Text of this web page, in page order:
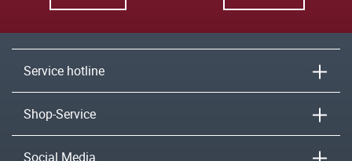
Service hotline
Shop-Service
Social Media